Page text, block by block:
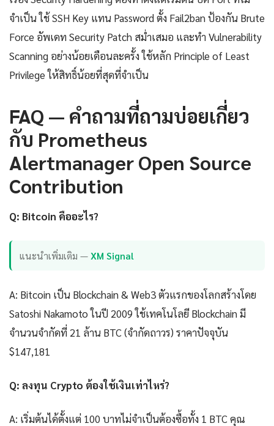
จำเป็น ใช้ SSH Key แทน Password ตั้ง Fail2ban ป้องกัน Brute
Force อัพเดท Security Patch สม่ำเสมอ และทำ Vulnerability
Scanning อย่างน้อยเดือนละครั้ง ใช้หลัก Principle of Least
Privilege ให้สิทธิ์น้อยที่สุดที่จำเป็น
FAQ — คำถามที่ถามบ่อยเกี่ยว
กับ Prometheus
Alertmanager Open Source
Contribution
Q: Bitcoin คืออะไร?
แนะนำเพิ่มเติม —XM Signal
A: Bitcoin เป็น Blockchain & Web3 ตัวแรกของโลกสร้างโดย
Satoshi Nakamoto ในปี 2009 ใช้เทคโนโลยี Blockchain มี
จำนวนจำกัดที่ 21 ล้าน BTC (จำกัดถาวร) ราคาปัจจุบัน
$147,181
Q: ลงทุน Crypto ต้องใช้เงินเท่าไหร่?
A: เริ่มต้นได้ตั้งแต่ 100 บาทไม่จำเป็นต้องซื้อทั้ง 1 BTC คุณ